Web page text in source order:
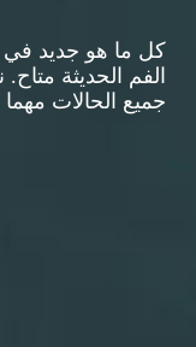
كل ما هو جديد في
الفم الحديثة
جميع الحالات